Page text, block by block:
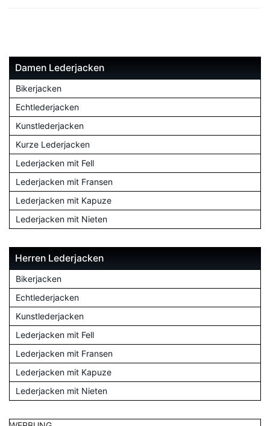
Damen Lederjacken
Bikerjacken
Echtlederjacken
Kunstlederjacken
Kurze Lederjacken
Lederjacken mit Fell
Lederjacken mit Fransen
Lederjacken mit Kapuze
Lederjacken mit Nieten
Herren Lederjacken
Bikerjacken
Echtlederjacken
Kunstlederjacken
Lederjacken mit Fell
Lederjacken mit Fransen
Lederjacken mit Kapuze
Lederjacken mit Nieten